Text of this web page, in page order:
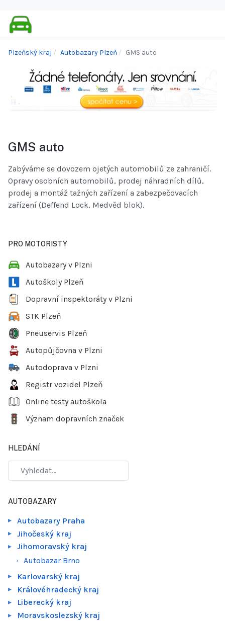
Plzeňský kraj Autobazary Plzeň GMS auto
GMS auto
Zabýváme se dovozem ojetých automobilů ze zahraničí.
Opravy osobních automobilů, prodej náhradních dílů,
prodej a montáž tažných zařízení a zabezpečovacích
zařízení (Deffend Lock, Medvěd blok).
PRO MOTORISTY
Autobazary v Plzni
Autoškoly Plzeň
Dopravní inspektoráty v Plzni
STK Plzeň
Pneuservis Plzeň
Autopůjčovna v Plzni
Autodoprava v Plzni
Registr vozidel Plzeň
Online testy autoškola
Význam dopravních značek
HLEDÁNÍ
AUTOBAZARY
Autobazary Praha
Jihočeský kraj
Jihomoravský kraj
Autobazar Brno
Karlovarský kraj
Královéhradecký kraj
Liberecký kraj
Moravskoslezský kraj